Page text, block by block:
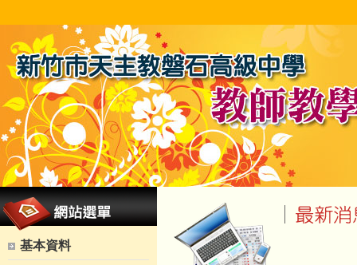
基本資料